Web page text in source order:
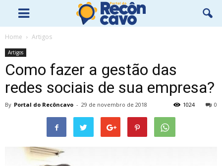
Home Artigos
Artigos
Como fazer a gestão das
redes sociais de sua empresa?
By Portal do Recôncavo - 29 de novembro de 2018 0
1024